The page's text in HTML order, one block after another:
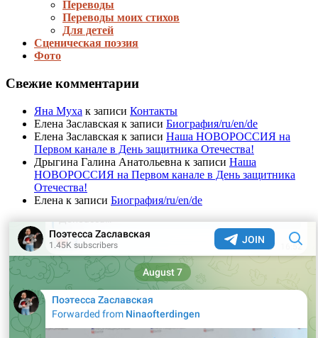
Переводы
Переводы моих стихов
Для детей
Сценическая поэзия
Фото
Свежие комментарии
Яна Муха к записи Контакты
Елена Заславская к записи Биография/ru/en/de
Елена Заславская к записи Наша НОВОРОССИЯ на
Первом канале в День защитника Отечества!
Дрыгина Галина Анатольевна к записи Наша
НОВОРОССИЯ на Первом канале в День защитника
Отечества!
Елена к записи Биография/ru/en/de